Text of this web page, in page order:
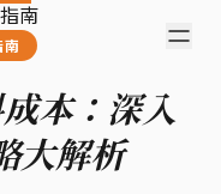
南
本：深入
大解析